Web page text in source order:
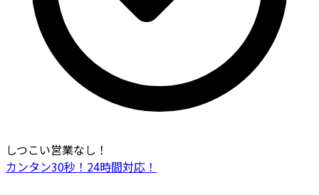
しつこい営業なし！
カンタン30秒！24時間対応！